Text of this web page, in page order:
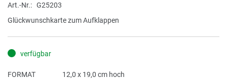
Art.-Nr.
G25203
Glückwunschkarte zum Aufklappen
verfügbar
FORMAT 12,0 x 19,0 cm hoch